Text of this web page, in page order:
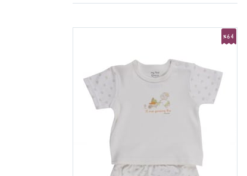
%64